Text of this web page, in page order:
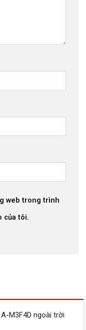
web trong trình
của tôi.
M3F4D ngoài trời